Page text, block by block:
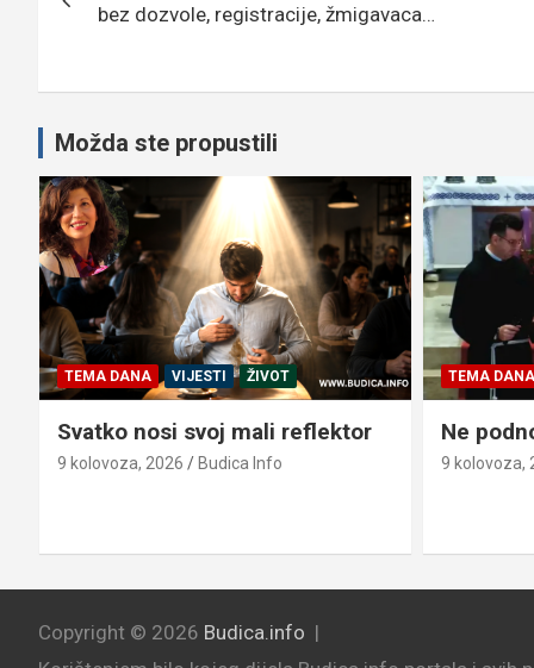
objava
bez dozvole, registracije, žmigavaca…
Možda ste propustili
TEMA DANA VIJESTI ŽIVOT
Svatko nosi svoj mali reflektor
9 kolovoza, 2026 Budica Info
TEMA DANA
Ne
9 kolovoza,
Copyright © 2026 Budica.info